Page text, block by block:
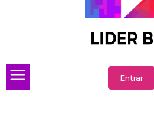
Entrar